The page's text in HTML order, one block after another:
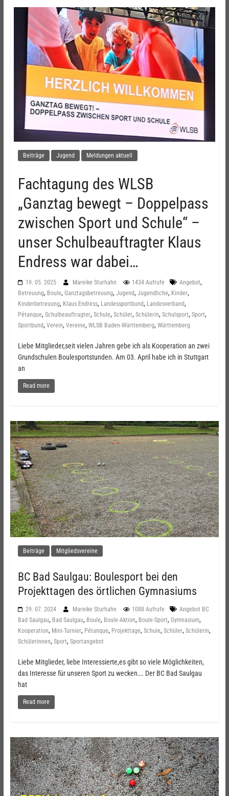
Beiträge Jugend Meldungen aktuell
Fachtagung des WLSB
„Ganztag bewegt – Doppelpass
zwischen Sport und Schule“ –
unser Schulbeauftragter Klaus
Endress war dabei…
19. 05. 2025 Mareike Sturhahn 1434 Aufrufe Angebot,
Betreuung, Boule, Ganztagsbetreuung, Jugend, Jugendliche, Kinder,
Kinderbetreuung, Klaus Endress, Landessportbund, Landesverband,
Pétanque, Schulbeauftragter, Schule, Schüler, Schülerin, Schulsport, Sport,
Sportbund, Verein, Vereine, WLSB Baden-Württemberg, Württemberg
Liebe Mitglieder,seit vielen Jahren gebe ich als Kooperation an zwei
Grundschulen Boulesportstunden. Am 03. April habe ich in Stuttgart
an
Read more
Beiträge Mitgliedsvereine
BC Bad Saulgau: Boulesport bei den
Projekttagen des örtlichen Gymnasiums
29. 07. 2024 Mareike Sturhahn 1088 Aufrufe
Angebot BC
Bad Saulgau, Bad Saulgau, Boule, Boule-Aktion, Boule-Sport, Gymnasium,
Kooperation, Mini-Turnier, Pétanque, Projekttage, Schule, Schüler, Schülerin,
Schülerinnen, Sport, Sportangebot
Liebe Mitglieder, liebe Interessierte,es gibt so viele Möglichkeiten,
das Interesse für unseren Sport zu wecken…. Der BC Bad Saulgau
hat
Read more